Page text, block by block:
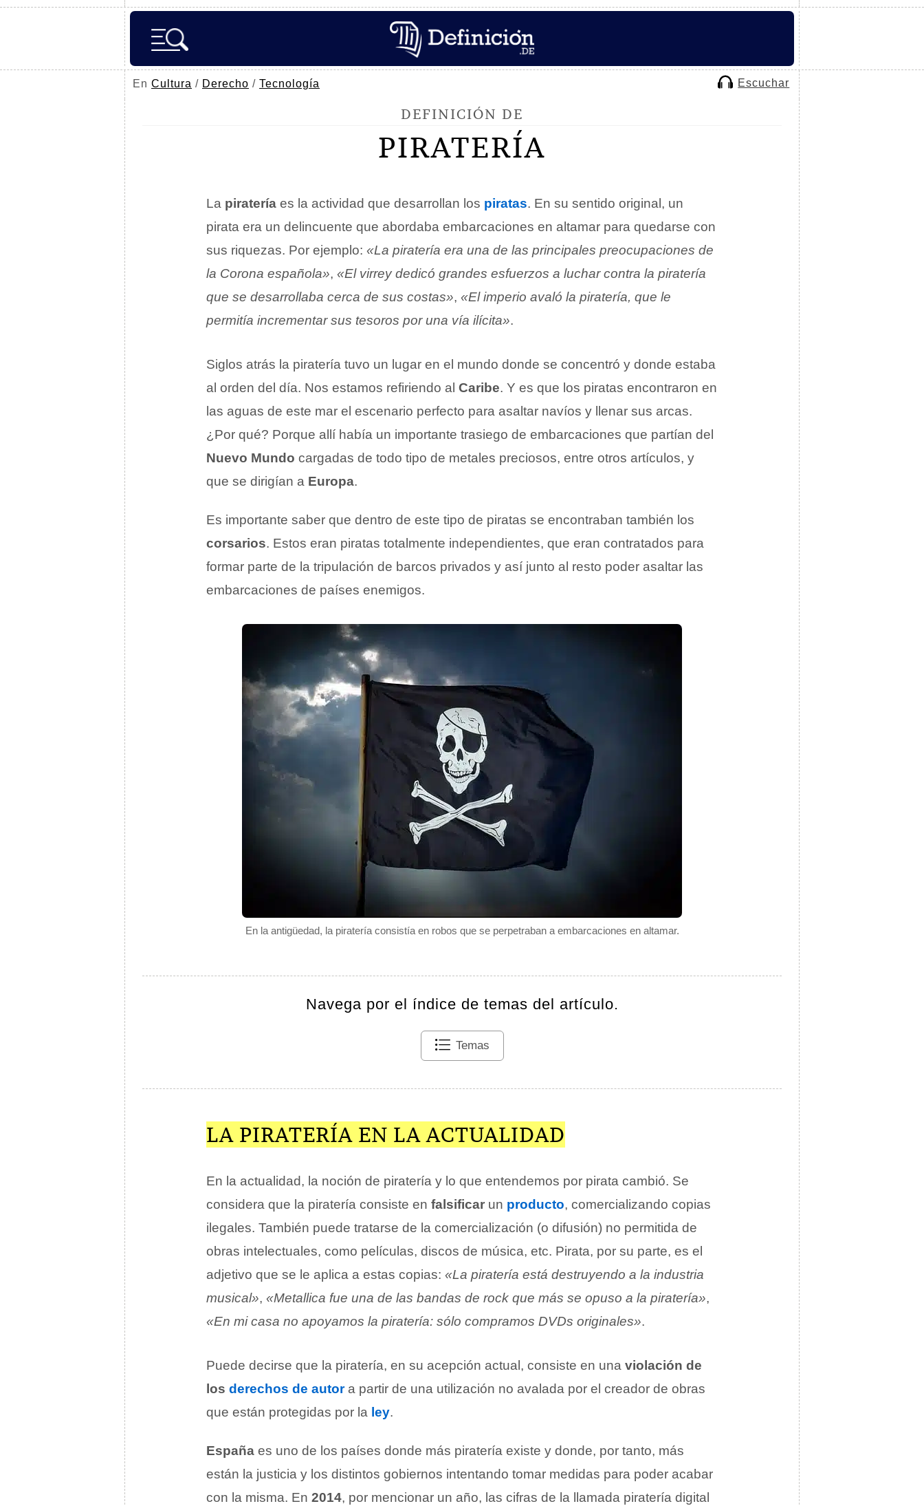
En Cultura / Derecho / Tecnología Escuchar
DEFINICIÓN DE
PIRATERÍA
En la antigüedad, la piratería consistía en robos que se perpetraban a embarcaciones en altamar.
La piratería es la actividad que desarrollan los piratas. En su sentido original, un
pirata era un delincuente que abordaba embarcaciones en altamar para quedarse con
sus riquezas. Por ejemplo: «La piratería era una de las principales preocupaciones de
la Corona española», «El virrey dedicó grandes esfuerzos a luchar contra la piratería
que se desarrollaba cerca de sus costas», «El imperio avaló la piratería, que le
permitía incrementar sus tesoros por una vía ilícita».
Siglos atrás la piratería tuvo un lugar en el mundo donde se concentró y donde estaba
al orden del día. Nos estamos refiriendo al Caribe. Y es que los piratas encontraron en
las aguas de este mar el escenario perfecto para asaltar navíos y llenar sus arcas.
¿Por qué? Porque allí había un importante trasiego de embarcaciones que partían del
Nuevo Mundo cargadas de todo tipo de metales preciosos, entre otros artículos, y
que se dirigían a Europa.
Es importante saber que dentro de este tipo de piratas se encontraban también los
corsarios. Estos eran piratas totalmente independientes, que eran contratados para
formar parte de la tripulación de barcos privados y así junto al resto poder asaltar las
embarcaciones de países enemigos.
Navega por el índice de temas del artículo.
Temas
LA PIRATERÍA EN LA ACTUALIDAD
En la actualidad, la noción de piratería y lo que entendemos por pirata cambió. Se
considera que la piratería consiste en falsificar un producto, comercializando copias
ilegales. También puede tratarse de la comercialización (o difusión) no permitida de
obras intelectuales, como películas, discos de música, etc. Pirata, por su parte, es el
adjetivo que se le aplica a estas copias: «La piratería está destruyendo a la industria
musical», «Metallica fue una de las bandas de rock que más se opuso a la piratería»,
«En mi casa no apoyamos la piratería: sólo compramos DVDs originales».
Puede decirse que la piratería, en su acepción actual, consiste en una violación de
los derechos de autora partir de una utilización no avalada por el creador de obras
que están protegidas por la ley.
España es uno de los países donde más piratería existe y donde, por tanto, más
están la justicia y los distintos gobiernos intentando tomar medidas para poder acabar
con la misma. En 2014, por mencionar un año, las cifras de la llamada piratería digital